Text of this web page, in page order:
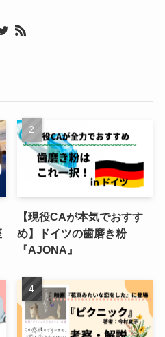
【現役CAが本気でおすす
め】ドイツの歯磨き粉
『AJONA』